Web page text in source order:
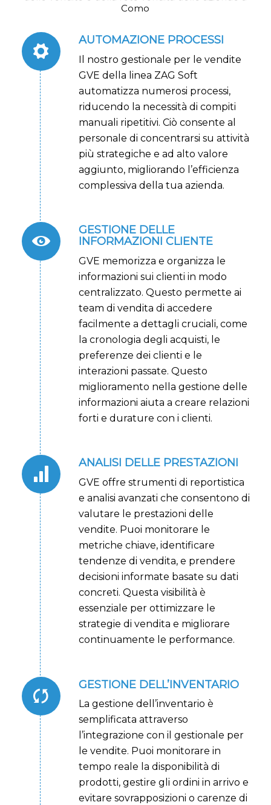
Como
AUTOMAZIONE PROCESSI
Il nostro gestionale per le vendite
GVE della linea ZAG Soft
automatizza numerosi processi,
riducendo la necessità di compiti
manuali ripetitivi. Ciò consente al
personale di concentrarsi su attività
più strategiche e ad alto valore
aggiunto, migliorando l’efficienza
complessiva della tua azienda.
GESTIONE DELLE
INFORMAZIONI CLIENTE
GVE memorizza e organizza le
informazioni sui clienti in modo
centralizzato. Questo permette ai
team di vendita di accedere
facilmente a dettagli cruciali, come
la cronologia degli acquisti, le
preferenze dei clienti e le
interazioni passate. Questo
miglioramento nella gestione delle
informazioni aiuta a creare relazioni
forti e durature con i clienti.
ANALISI DELLE PRESTAZIONI
GVE offre strumenti di reportistica
e analisi avanzati che consentono di
valutare le prestazioni delle
vendite. Puoi monitorare le
metriche chiave, identificare
tendenze di vendita, e prendere
decisioni informate basate su dati
concreti. Questa visibilità è
essenziale per ottimizzare le
strategie di vendita e migliorare
continuamente le performance.
GESTIONE DELL’INVENTARIO
La gestione dell’inventario è
semplificata attraverso
l’integrazione con il gestionale per
le vendite. Puoi monitorare in
tempo reale la disponibilità di
prodotti, gestire gli ordini in arrivo e
evitare sovrapposizioni o carenze di